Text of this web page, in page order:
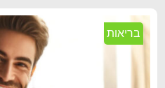
בריאות